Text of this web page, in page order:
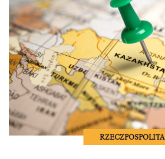
RZECZPOSPOLITA